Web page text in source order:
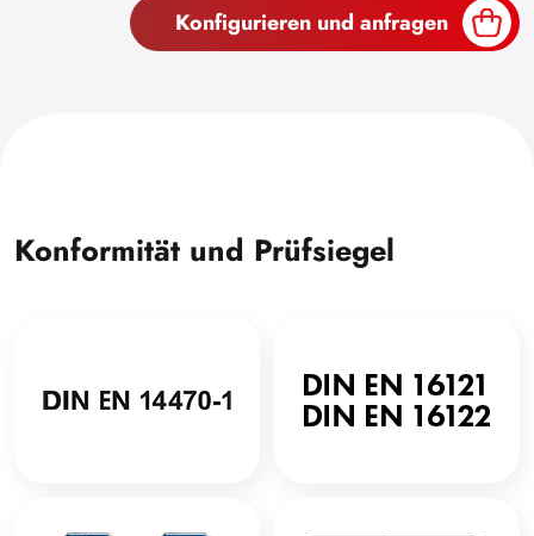
Konfigurieren und anfragen
Konformität und Prüfsiegel